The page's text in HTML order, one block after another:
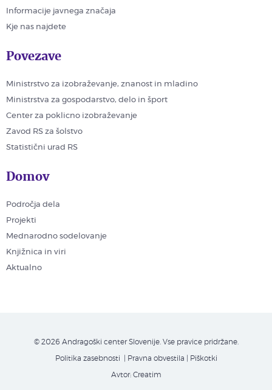
Informacije javnega značaja
Kje nas najdete
Povezave
Ministrstvo za izobraževanje, znanost in mladino
Ministrstva za gospodarstvo, delo in šport
Center za poklicno izobraževanje
Zavod RS za šolstvo
Statistični urad RS
Domov
Področja dela
Projekti
Mednarodno sodelovanje
Knjižnica in viri
Aktualno
© 2026 Andragoški center Slovenije. Vse pravice pridržane.
Politika zasebnosti | Pravna obvestila Piškotki
Avtor: Creatim